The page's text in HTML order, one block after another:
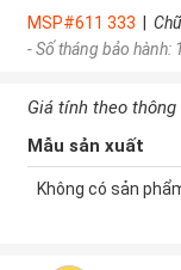
MSP#611 333
- Số tháng bảo hành:
Giá tính theo
Mẫu sản xuất
Không có sản